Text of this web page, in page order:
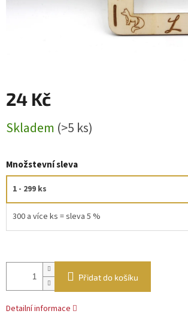
24 Kč
cena:
Skladem (>5 ks)
Množstevní sleva
1 - 299 ks
300 a více ks = sleva 5 %
Přidat do košíku
Detailní informace